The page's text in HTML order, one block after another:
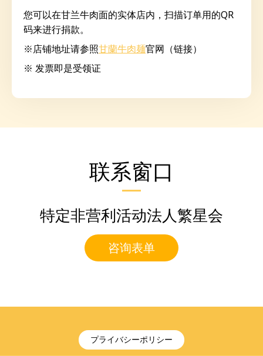
您可以在甘兰牛肉面的实体店内，扫描订单用的QR
码来进行捐款。
※店铺地址请参照甘蘭牛肉麺官网（链接）
※ 发票即是受领证
联系窗口
特定非营利活动法人繁星会
咨询表单
プライバシーポリシー